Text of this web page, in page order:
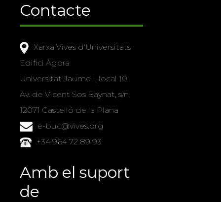
Contacte
Xarxa Vives d'Universitats
Edifici Àgora
Universitat Jaume I, local 10
Av. de Vicent Sos Baynat, s/n
12071 Castelló de la Plana
e-buc@vives.org
+34 964 72 89 93
Amb el suport
de